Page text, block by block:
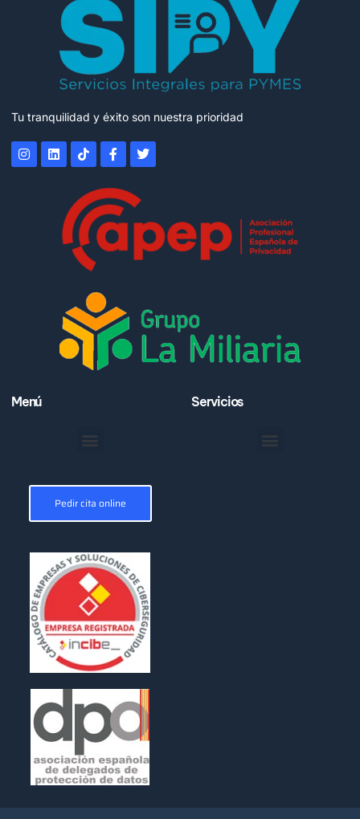
Tu tranquilidad y éxito son nuestra prioridad
Menú
Pedir cita online
Servicios